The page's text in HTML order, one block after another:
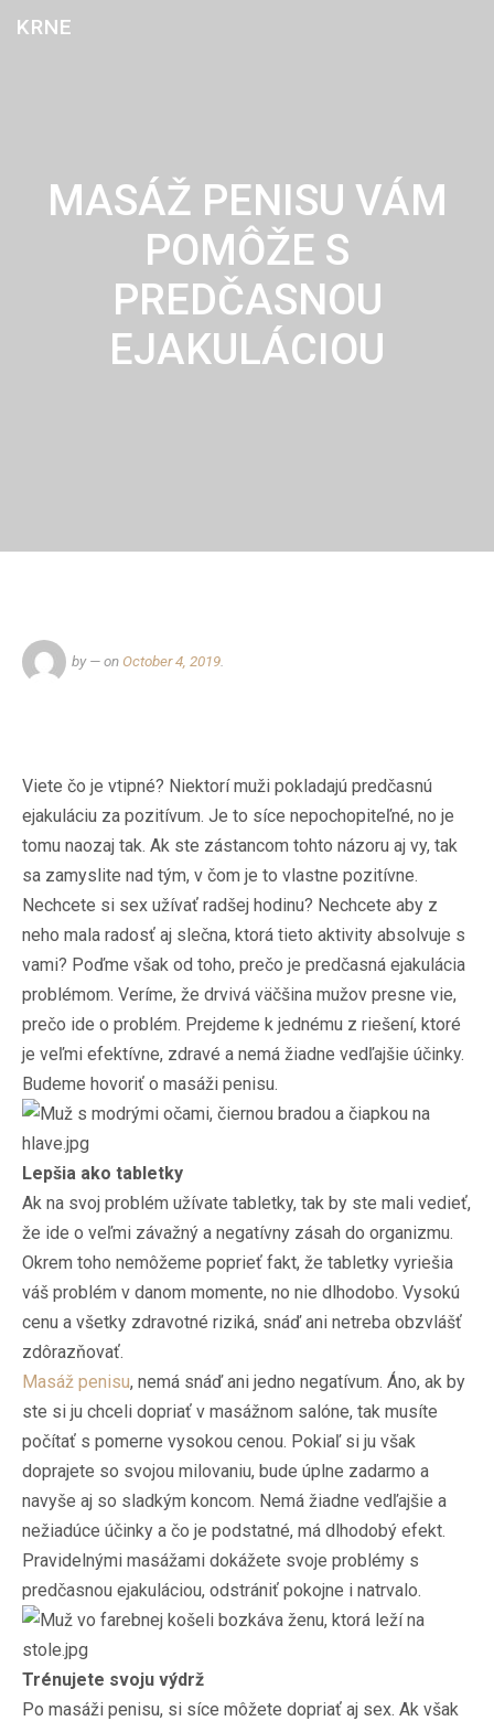
KRNE
MASÁŽ PENISU VÁM
POMÔŽE S
PREDČASNOU
EJAKULÁCIOU
by — on October 4, 2019
Viete čo je vtipné? Niektorí muži pokladajú predčasnú
ejakuláciu za pozitívum. Je to síce nepochopiteľné, no je
tomu naozaj tak. Ak ste zástancom tohto názoru aj vy, tak
sa zamyslite nad tým, v čom je to vlastne pozitívne.
Nechcete si sex užívať radšej hodinu? Nechcete aby z
neho mala radosť aj slečna, ktorá tieto aktivity absolvuje s
vami? Poďme však od toho, prečo je predčasná ejakulácia
problémom. Veríme, že drvivá väčšina mužov presne vie,
prečo ide o problém. Prejdeme k jednému z riešení, ktoré
je veľmi efektívne, zdravé a nemá žiadne vedľajšie účinky.
Budeme hovoriť o masáži penisu.
Lepšia ako tabletky
Ak na svoj problém užívate tabletky, tak by ste mali vedieť,
že ide o veľmi závažný a negatívny zásah do organizmu.
Okrem toho nemôžeme poprieť fakt, že tabletky vyriešia
váš problém v danom momente, no nie dlhodobo. Vysokú
cenu a všetky zdravotné riziká, snáď ani netreba obzvlášť
zdôrazňovať.
Masáž penisu, nemá snáď ani jedno negatívum. Áno, ak by
ste si ju chceli dopriať v masážnom salóne, tak musíte
počítať s pomerne vysokou cenou. Pokiaľ si ju však
doprajete so svojou milovaniu, bude úplne zadarmo a
navyše aj so sladkým koncom. Nemá žiadne vedľajšie a
nežiadúce účinky a čo je podstatné, má dlhodobý efekt.
Pravidelnými masážami dokážete svoje problémy s
predčasnou ejakuláciou, odstrániť pokojne i natrvalo.
Trénujete svoju výdrž
Po masáži penisu, si síce môžete dopriať aj sex. Ak však